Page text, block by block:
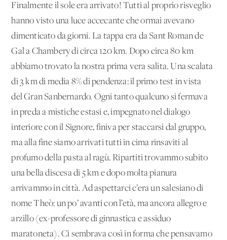
Finalmente il sole era arrivato! Tutti al proprio risveglio
hanno visto una luce accecante che ormai avevano
dimenticato da giorni. La tappa era da Sant Roman de
Gal a Chambery di circa 120 km. Dopo circa 80 km
abbiamo trovato la nostra prima vera salita. Una scalata
di 3 km di media 8% di pendenza: il primo test in vista
del Gran Sanbernardo. Ogni tanto qualcuno si fermava
in preda a mistiche estasi e, impegnato nel dialogo
interiore con il Signore, finiva per staccarsi dal gruppo,
ma alla fine siamo arrivati tutti in cima rinsaviti al
profumo della pasta al ragù. Ripartiti trovammo subito
una bella discesa di 5 km e dopo molta pianura
arrivammo in città. Ad aspettarci c’era un salesiano di
nome Theò: un po’ avanti con l’età, ma ancora allegro e
arzillo (ex-professore di ginnastica e assiduo
maratoneta). Ci sembrava così in forma che pensavamo